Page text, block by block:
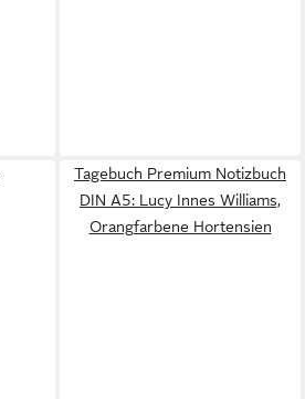
Tagebuch Premium Notizbuch
DIN A5: Lucy Innes Williams,
Orangfarbene Hortensien